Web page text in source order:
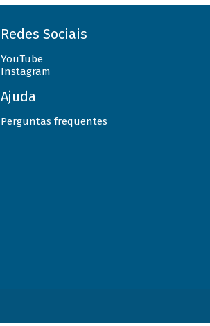
Redes Sociais
YouTube
Instagram
Ajuda
Perguntas frequentes